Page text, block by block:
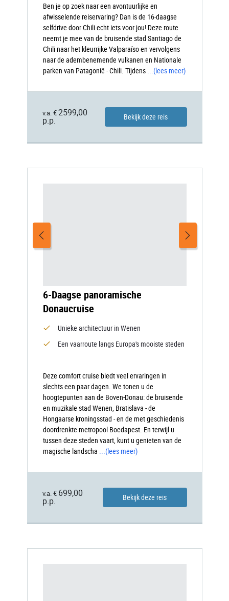
Ben je op zoek naar een avontuurlijke en
afwisselende reiservaring? Dan is de 16-daagse
selfdrive door Chili echt iets voor jou! Deze route
neemt je mee van de bruisende stad Santiago de
Chili naar het kleurrijke Valparaíso en vervolgens
naar de adembenemende vulkanen en Nationale
parken van Patagonië - Chili. Tijdens ...(lees meer)
v.a. € 2599,00
p.p.
Bekijk deze reis
6-Daagse panoramische
Donaucruise
Unieke architectuur in Wenen
Een vaarroute langs Europa's mooiste steden
Deze comfort cruise biedt veel ervaringen in
slechts een paar dagen. We tonen u de
hoogtepunten aan de Boven-Donau: de bruisende
en muzikale stad Wenen, Bratislava - de
Hongaarse kroningsstad - en de met geschiedenis
doordrenkte metropool Boedapest. En terwijl u
tussen deze steden vaart, kunt u genieten van de
magische landscha ...(lees meer)
v.a. € 699,00
p.p.
Bekijk deze reis